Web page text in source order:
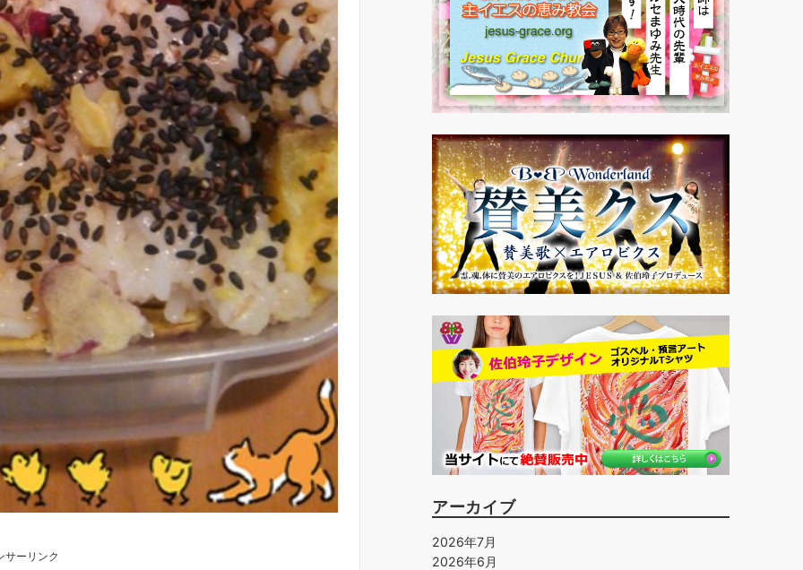
サーリンク
アーカイブ
2026年7月
2026年6月